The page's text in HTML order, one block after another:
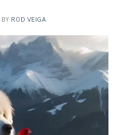
BY ROD VEIGA